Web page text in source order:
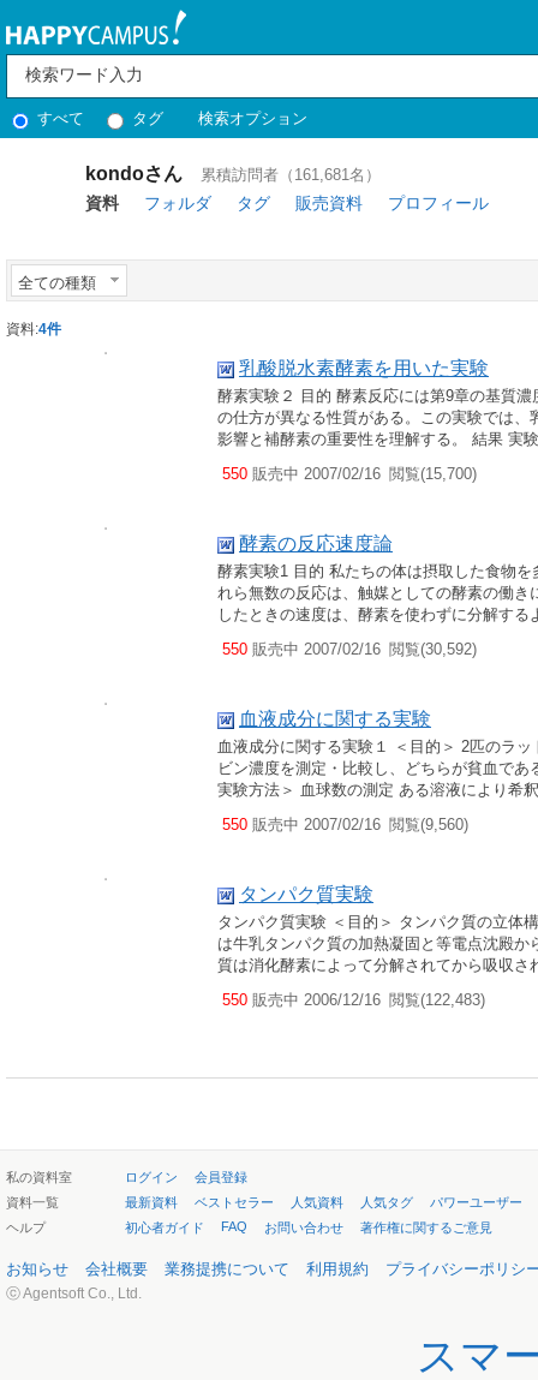
すべて タグ 検索オプション
kondoさん 累積訪問者（161,681名）
資料 フォルダ タグ 販売資料 プロフィール
全ての種類
資料:4件
乳酸脱水素酵素を用いた実験
酵素実験２ 目的 酵素反応には第9章の基質
の仕方が異なる性質がある。この実験では
影響と補酵素の重要性を理解する。 結果 実
550 販売中 2007/02/16 閲覧(15,700)
酵素の反応速度論
酵素実験1 目的 私たちの体は摂取した食物
れら無数の反応は、触媒としての酵素の働
したときの速度は、酵素を使わずに分解す
550 販売中 2007/02/16 閲覧(30,592)
血液成分に関する実験
血液成分に関する実験１ ＜目的＞ 2匹のラ
ビン濃度を測定・比較し、どちらが貧血で
実験方法＞ 血球数の測定 ある溶液により希
550 販売中 2007/02/16 閲覧(9,560)
タンパク質実験
タンパク質実験 ＜目的＞ タンパク質の立体
は牛乳タンパク質の加熱凝固と等電点沈殿
質は消化酵素によって分解されてから吸収さ
550 販売中 2006/12/16 閲覧(122,483)
私の資料室 ログイン
会員登録
資料一覧
最新資料 ベストセラー 人気資料 人気タグ
パワーユーザー
ヘルプ
初心者ガイド FAQ お問い合わせ 著作権に関するご意見
お知らせ 会社概要 業務提携について 利用規約 プライバシーポリシ
ⓒ Agentsoft Co., Ltd.
スマ